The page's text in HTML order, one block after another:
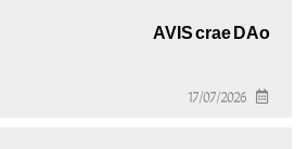
AVIS crae DAo
17/07/2026